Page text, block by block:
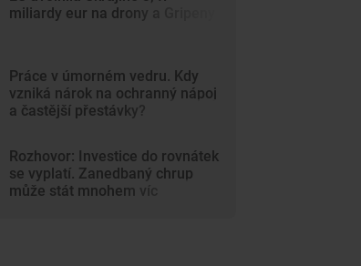
miliardy eur na drony a Gripeny
Práce v úmorném vedru. Kdy
vzniká nárok na ochranný nápoj
a častější přestávky?
Rozhovor: Investice do rovnátek
se vyplatí. Zanedbaný chrup
může stát mnohem víc